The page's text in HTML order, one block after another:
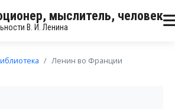
мыслитель, человек
В. И. Ленина
Ленин во Франции